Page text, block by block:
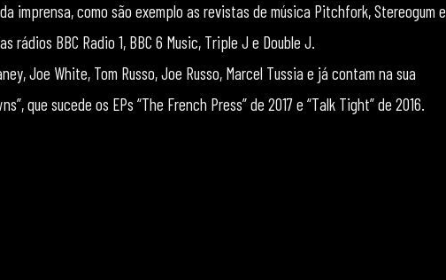
imprensa, como são exemplo as revistas de música Pitchfork, Stereogum e
BBC Radio 1, BBC 6 Music, Triple J e Double J.
Joe White, Tom Russo, Joe Russo, Marcel Tussia e já contam na sua
que sucede os EPs “The French Press” de 2017 e “Talk Tight” de 2016.